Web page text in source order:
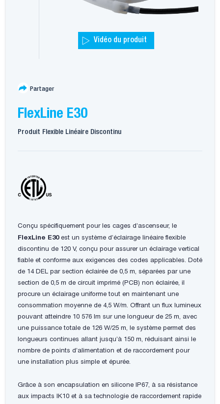
Vidéo du produit
Partager
FlexLine E30
Produit Flexible Linéaire Discontinu
Conçu spécifiquement pour les cages d’ascenseur, le
FlexLine E30est un système d’éclairage linéaire flexible
discontinu de 120 V, conçu pour assurer un éclairage vertical
fiable et conforme aux exigences des codes applicables. Doté
de 14 DEL par section éclairée de 0,5 m, séparées par une
section de 0,5 m de circuit imprimé (PCB) non éclairée, il
procure un éclairage uniforme tout en maintenant une
consommation moyenne de 4,5 W/m. Offrant un flux lumineux
pouvant atteindre 10 576 lm sur une longueur de 25 m, avec
une puissance totale de 126 W/25 m, le système permet des
longueurs continues allant jusqu’à 150 m, réduisant ainsi le
nombre de points d’alimentation et de raccordement pour
une installation plus simple et épurée.
Grâce à son encapsulation en silicone IP67, à sa résistance
aux impacts IK10 et à sa technologie de raccordement rapide